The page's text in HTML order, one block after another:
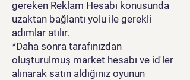
gereken Reklam Hesabı konusunda
uzaktan bağlantı yolu ile gerekli
adımlar atılır.
*Daha sonra tarafınızdan
oluşturulmuş market hesabı ve id'ler
alınarak satın aldığınız oyunun